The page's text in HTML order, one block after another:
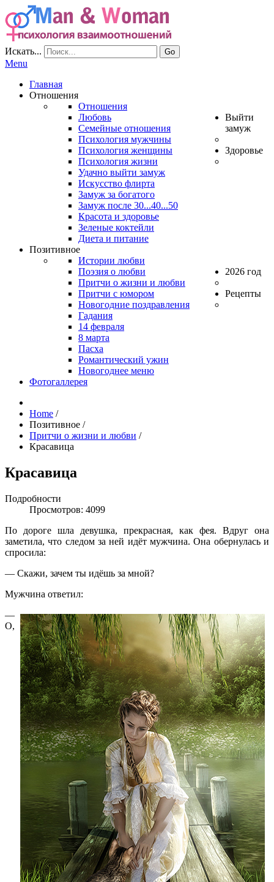
Искать... Go
Menu
Главная
Отношения
Отношения
Любовь
Семейные отношения
Психология мужчины
Психология женщины
Психология жизни
Выйти
замуж
Удачно выйти замуж
Искусство флирта
Замуж за богатого
Замуж после 30...40...50
Здоровье
Красота и здоровье
Зеленые коктейли
Диета и питание
Позитивное
Истории любви
Поэзия о любви
Притчи о жизни и любви
Притчи с юмором
2026 год
Новогодние поздравления
Гадания
14 февраля
8 марта
Рецепты
Пасха
Романтический ужин
Новогоднее меню
Фотогаллерея
Home /
Позитивное /
Притчи о жизни и любви /
Красавица
Красавица
Подробности
Просмотров: 4099
По дороге шла девушка, прекрасная, как фея. Вдруг она
заметила, что следом за ней идёт мужчина. Она обернулась и
спросила:
— Скажи, зачем ты идёшь за мной?
Мужчина ответил:
—
О,